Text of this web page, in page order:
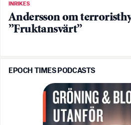
INRIKES
Andersson om
”Fruktansvärt”
EPOCH TIMES PODCASTS